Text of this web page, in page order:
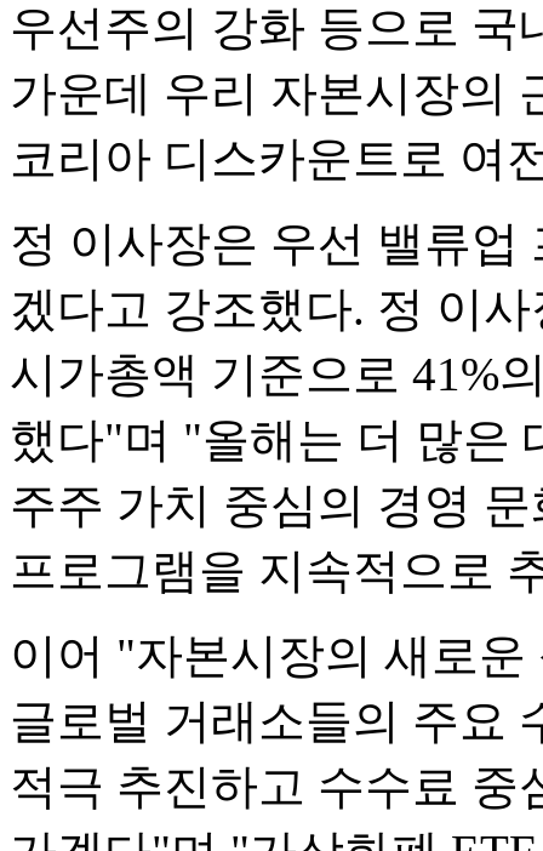
우선주의 강화 등으로 국
가운데 우리 자본시장의
코리아 디스카운트로 여
정 이사장은 우선 밸류업
겠다고 강조했다. 정 이
시가총액 기준으로 41%
했다"며 "올해는 더 많은
주주 가치 중심의 경영
프로그램을 지속적으로
이어 "자본시장의 새로
글로벌 거래소들의 주요
적극 추진하고 수수료 중